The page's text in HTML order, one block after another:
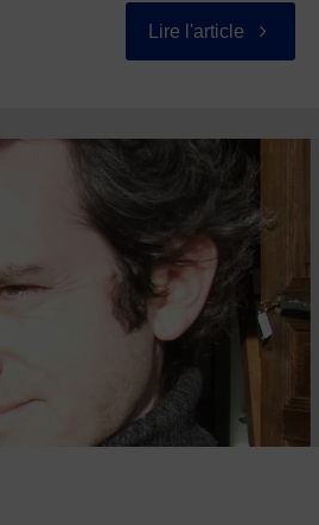
Lire l'article "BASSET